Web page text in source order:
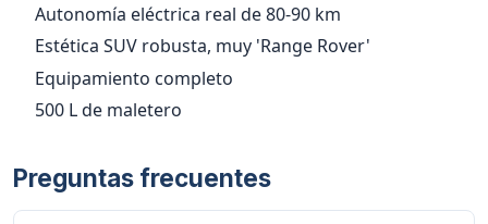
Autonomía eléctrica real de 80-90 km
Estética SUV robusta, muy 'Range Rover'
Equipamiento completo
500 L de maletero
Preguntas frecuentes